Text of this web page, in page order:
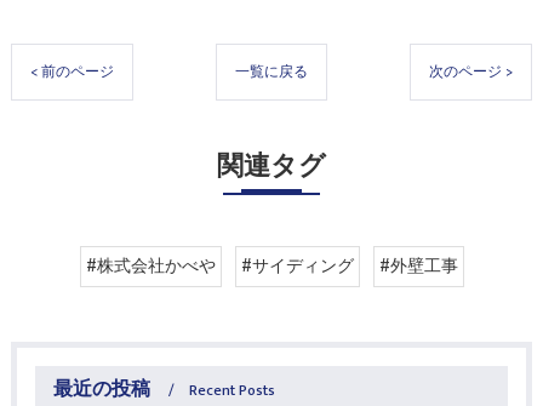
< 前のページ 一覧に戻る 次のページ >
関連タグ
#株式会社かべや #サイディング #外壁工事
最近の投稿 Recent Posts